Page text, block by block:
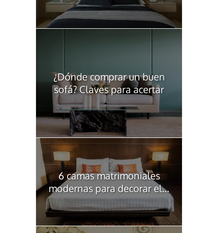
¿Dónde comprar un buen
sofá? Claves para acertar
6 camas matrimoniales
modernas para decorar el...